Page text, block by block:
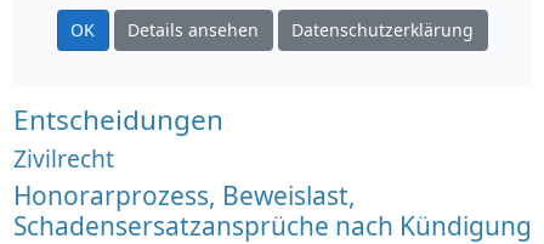
OK Details ansehen Datenschutzerklärung
Entscheidungen
Zivilrecht
Honorarprozess, Beweislast,
Schadensersatzansprüche nach Kündigung